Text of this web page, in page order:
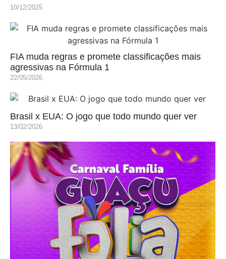
10/12/2025
FIA muda regras e promete classificações mais
agressivas na Fórmula 1
22/05/2026
Brasil x EUA: O jogo que todo mundo quer ver
13/02/2026